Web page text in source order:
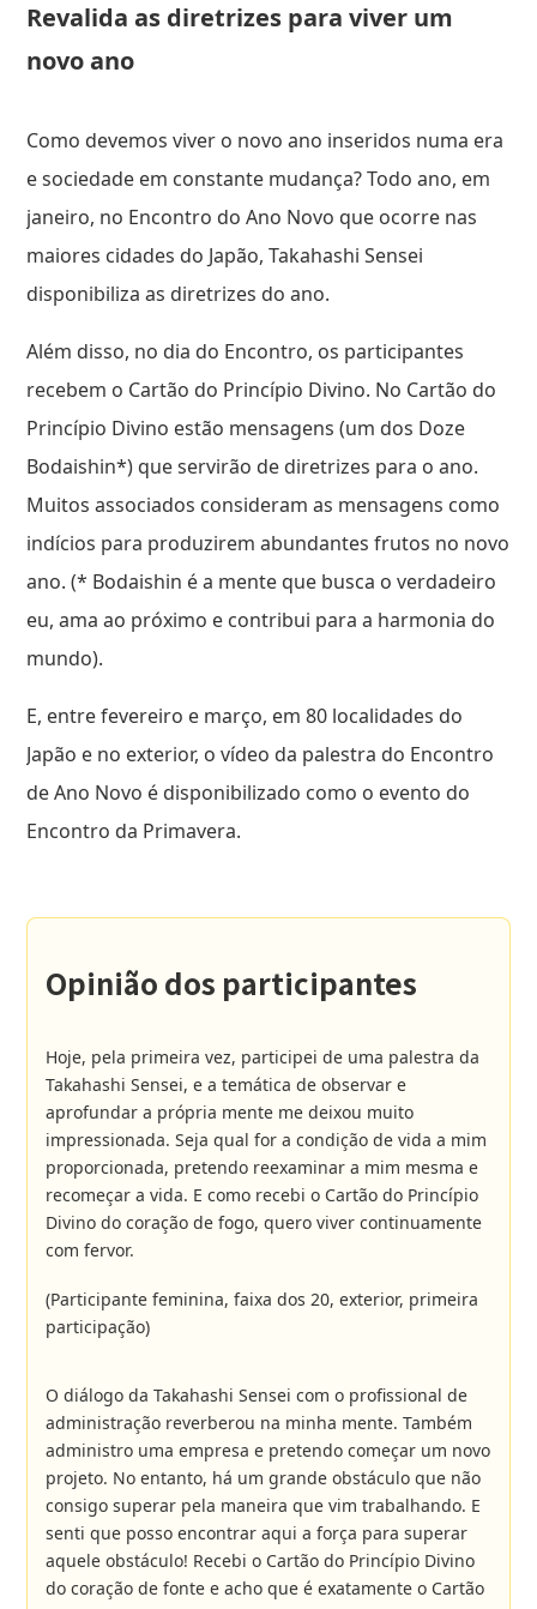
Revalida as diretrizes para viver um
novo ano
Como devemos viver o novo ano inseridos numa era
e sociedade em constante mudança? Todo ano, em
janeiro, no Encontro do Ano Novo que ocorre nas
maiores cidades do Japão, Takahashi Sensei
disponibiliza as diretrizes do ano.
Além disso, no dia do Encontro, os participantes
recebem o Cartão do Princípio Divino. No Cartão do
Princípio Divino estão mensagens (um dos Doze
Bodaishin*) que servirão de diretrizes para o ano.
Muitos associados consideram as mensagens como
indícios para produzirem abundantes frutos no novo
ano. (* Bodaishin é a mente que busca o verdadeiro
eu, ama ao próximo e contribui para a harmonia do
mundo).
E, entre fevereiro e março, em 80 localidades do
Japão e no exterior, o vídeo da palestra do Encontro
de Ano Novo é disponibilizado como o evento do
Encontro da Primavera.
Opinião dos participantes
Hoje, pela primeira vez, participei de uma palestra da
Takahashi Sensei, e a temática de observar e
aprofundar a própria mente me deixou muito
impressionada. Seja qual for a condição de vida a mim
proporcionada, pretendo reexaminar a mim mesma e
recomeçar a vida. E como recebi o Cartão do Princípio
Divino do coração de fogo, quero viver continuamente
com fervor.
(Participante feminina, faixa dos 20, exterior, primeira
participação)
O diálogo da Takahashi Sensei com o profissional de
administração reverberou na minha mente. Também
administro uma empresa e pretendo começar um novo
projeto. No entanto, há um grande obstáculo que não
consigo superar pela maneira que vim trabalhando. E
senti que posso encontrar aqui a força para superar
aquele obstáculo! Recebi o Cartão do Princípio Divino
do coração de fonte e acho que é exatamente o Cartão